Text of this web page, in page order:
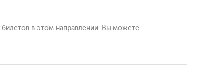
в этом направлении. Вы можете